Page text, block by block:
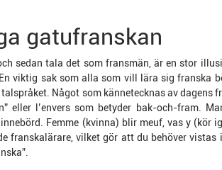
gatufranskan
sedan tala det som fransmän, är en stor
viktig sak som alla som vill lära sig franska
Något som kännetecknas av dagens
eller l’envers som betyder bak-och-fram.
Femme (kvinna) blir meuf, vas y (kör
franskalärare, vilket gör att du behöver